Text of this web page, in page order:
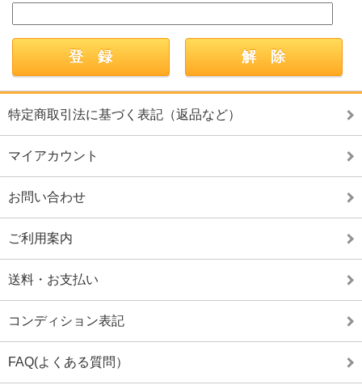
特定商取引法に基づく表記（返品など）
マイアカウント
お問い合わせ
ご利用案内
送料・お支払い
コンディション表記
FAQ(よくある質問）